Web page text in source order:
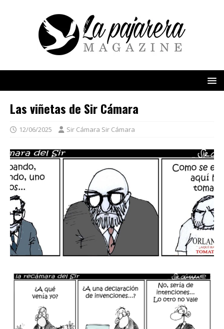
Las viñetas de Sir Cámara
12/06/2025 Sir Cámara Sir Cámara